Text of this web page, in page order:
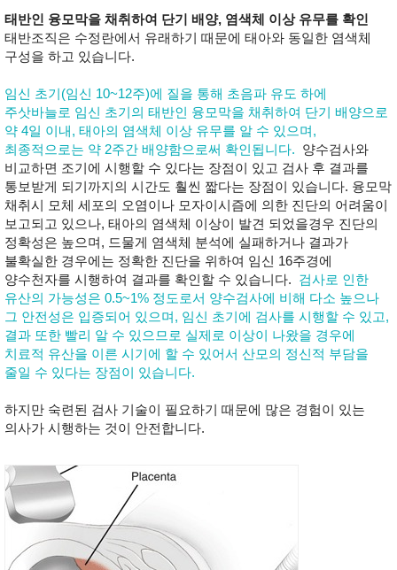
태반인 융모막을 채취하여 단기 배양, 염색체 이상 유무를 확인
태반조직은 수정란에서 유래하기 때문에 태아와 동일한 염색체
구성을 하고 있습니다.
임신 초기(임신 10~12주)에 질을 통해 초음파 유도 하에
주삿바늘로 임신 초기의 태반인 융모막을 채취하여 단기 배양으로
약 4일 이내, 태아의 염색체 이상 유무를 알 수 있으며,
최종적으로는 약 2주간 배양함으로써 확인됩니다. 양수검사와
비교하면 조기에 시행할 수 있다는 장점이 있고 검사 후 결과를
통보받게 되기까지의 시간도 훨씬 짧다는 장점이 있습니다. 융모막
채취시 모체 세포의 오염이나 모자이시즘에 의한 진단의 어려움이
보고되고 있으나, 태아의 염색체 이상이 발견 되었을경우 진단의
정확성은 높으며, 드물게 염색체 분석에 실패하거나 결과가
불확실한 경우에는 정확한 진단을 위하여 임신 16주경에
양수천자를 시행하여 결과를 확인할 수 있습니다. 검사로 인한
유산의 가능성은 0.5~1% 정도로서 양수검사에 비해 다소 높으나
그 안전성은 입증되어 있으며, 임신 초기에 검사를 시행할 수 있고,
결과 또한 빨리 알 수 있으므로 실제로 이상이 나왔을 경우에
치료적 유산을 이른 시기에 할 수 있어서 산모의 정신적 부담을
줄일 수 있다는 장점이 있습니다.
하지만 숙련된 검사 기술이 필요하기 때문에 많은 경험이 있는
의사가 시행하는 것이 안전합니다.